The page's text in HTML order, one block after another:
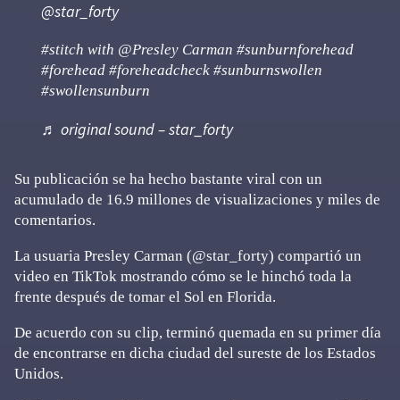
@star_forty
#stitch with @Presley Carman #sunburnforehead
#forehead #foreheadcheck #sunburnswollen
#swollensunburn
♬ original sound – star_forty
Su publicación se ha hecho bastante viral con un
acumulado de 16.9 millones de visualizaciones y miles de
comentarios.
La usuaria Presley Carman (@star_forty) compartió un
video en TikTok mostrando cómo se le hinchó toda la
frente después de tomar el Sol en Florida.
De acuerdo con su clip, terminó quemada en su primer día
de encontrarse en dicha ciudad del sureste de los Estados
Unidos.